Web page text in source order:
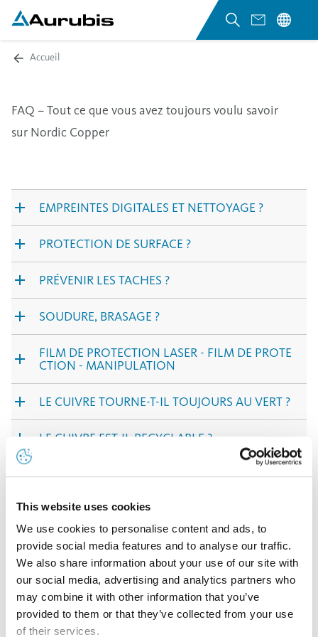
This website uses cookies
We use cookies to personalise content and ads, to
provide social media features and to analyse our traffic.
We also share information about your use of our site with
our social media, advertising and analytics partners who
may combine it with other information that you’ve
provided to them or that they’ve collected from your use
of their services.
Accueil
FAQ – Tout ce que vous avez toujours voulu savoir
sur Nordic Copper
EMPREINTES DIGITALES ET NETTOYAGE ?
PROTECTION DE SURFACE ?
PRÉVENIR LES TACHES ?
SOUDURE, BRASAGE ?
FILM DE PROTECTION LASER - FILM DE PROTE
CTION - MANIPULATION
LE CUIVRE TOURNE-T-IL TOUJOURS AU VERT ?
LE CUIVRE EST-IL RECYCLABLE ?
TRAITEMENT AU LASER, POINÇONNAGE, DÉC
PUIS-JE INSTALLER LE CUIVRE AVEC L’ALUMINI
UM ET DES FENÊTRES EN ALUMINIUM ?
COMMENT SUPPRIMER LES GRAFFITIS ?
ENTREPOSER LES PRODUITS NORDIC COPPER
?